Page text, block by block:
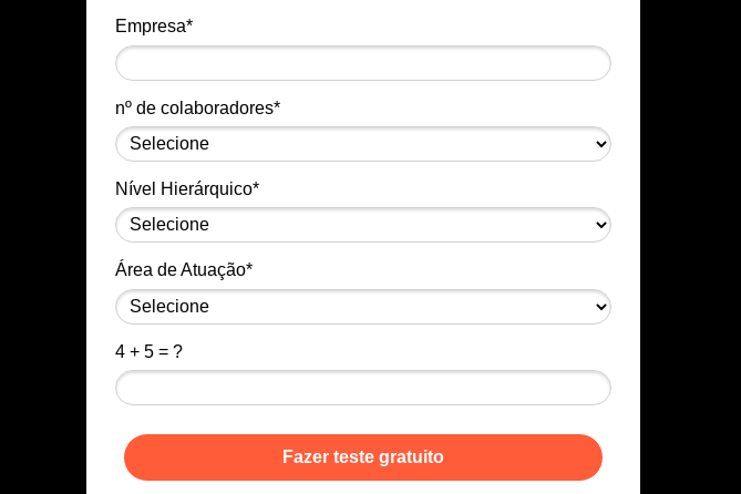
Empresa*
nº de colaboradores*
Nível Hierárquico*
Área de Atuação*
4 + 5 = ?
Fazer teste gratuito